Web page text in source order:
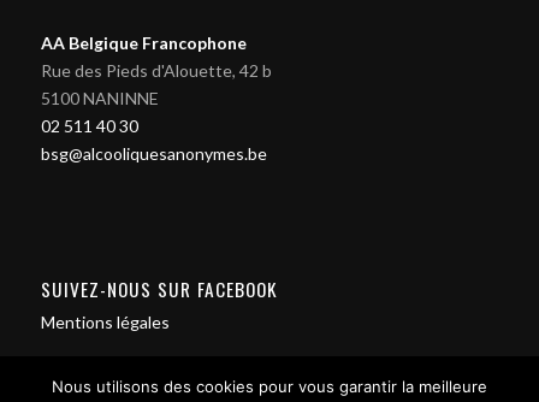
AA Belgique Francophone
Rue des Pieds d'Alouette, 42 b
5100 NANINNE
02 511 40 30
bsg@alcooliquesanonymes.be
SUIVEZ-NOUS SUR FACEBOOK
Mentions légales
Nous utilisons des cookies pour vous garantir la meilleure